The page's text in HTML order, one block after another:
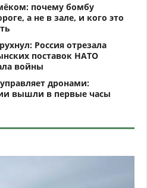
почему бомбу
а не в зале, и кого это
Россия отрезала
поставок НАТО
войны
дронами:
вышли в первые часы